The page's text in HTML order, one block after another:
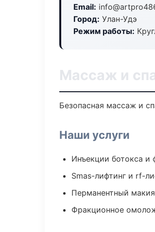
Email:
Город: Улан-Удэ
Режим работы:
Массаж и
Безопасная массаж и
Наши услуги
Инъекции ботокса и
Smas-лифтинг и rf-
Перманентный
Фракционное